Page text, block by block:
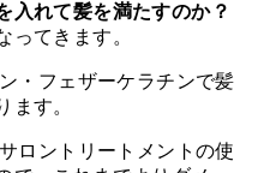
入れて髪を満たすのか？
ってきます。
・フェザーケラチンで髪
ます。
ロントリートメントの使